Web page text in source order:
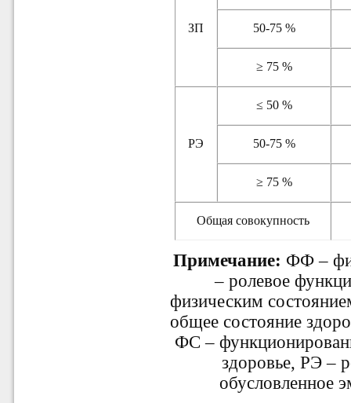
ЗП 50-75 %
≥ 75 %
РЭ
≤ 50 %
50-75 %
≥ 75 %
Общая совокупность
Примечание: ФФ –
– ролевое
физическим
общее состояние
ФС –
здоровье, РЭ –
обусловленное